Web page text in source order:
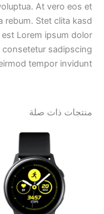
At vero eos et
rebum. Stet clita kasd
Lorem ipsum dolor
sadipscing
tempor invidunt.
منتجات ذات صلة